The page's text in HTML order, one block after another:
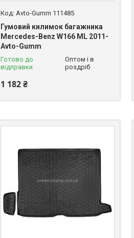
Avto-Gumm 111485
Гумовий килимок багажника
Mercedes-Benz W166 ML 2011-
Avto-Gumm
Готово до
відправки
Оптом і в
роздріб
1 182 ₴